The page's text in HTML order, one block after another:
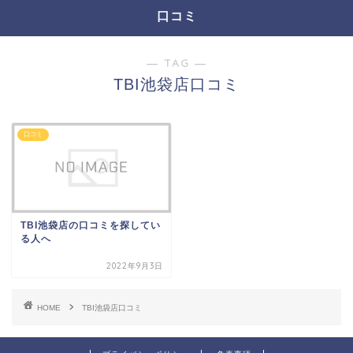
口コミ
― TAG ―
TBI池袋店口コミ
口コミ
TBI池袋店の口コミを探してい
る人へ
2022年9月3日
HOME TBI池袋店口コミ